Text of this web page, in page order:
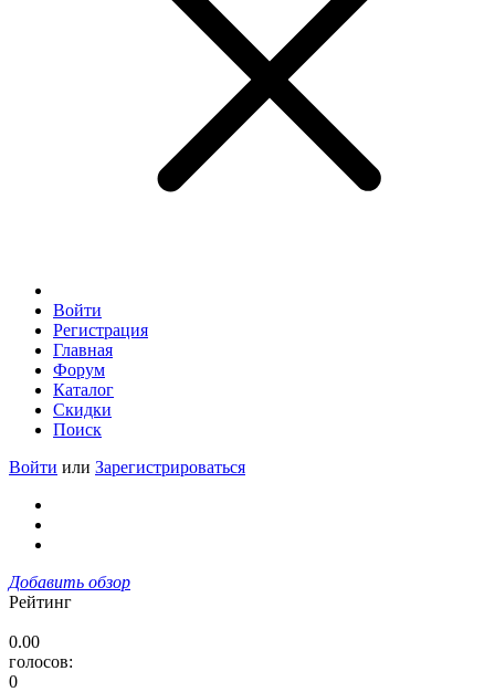
Войти
Регистрация
Главная
Форум
Каталог
Скидки
Поиск
Войти или Зарегистрироваться
Добавить обзор
Рейтинг
0.00
голосов:
0